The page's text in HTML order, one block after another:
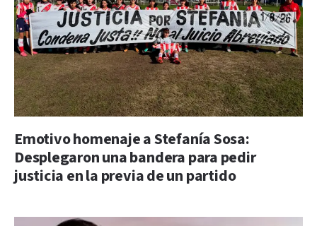
Emotivo homenaje a Stefanía Sosa:
Desplegaron una bandera para pedir
justicia en la previa de un partido